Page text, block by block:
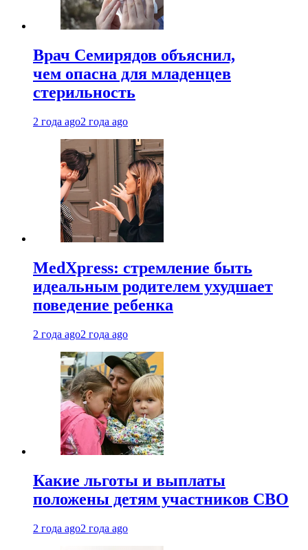
Врач Семирядов объяснил,
чем опасна для младенцев
стерильность
2 года ago2 года ago
MedXpress: стремление быть
идеальным родителем ухудшает
поведение ребенка
2 года ago2 года ago
Какие льготы и выплаты
положены детям участников СВО
2 года ago2 года ago